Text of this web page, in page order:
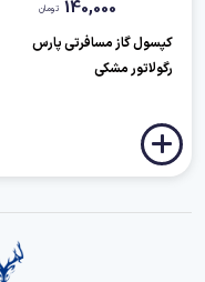
140,000 تومان
کپسول گاز مسافرتی پارس
رگولاتور مشکی